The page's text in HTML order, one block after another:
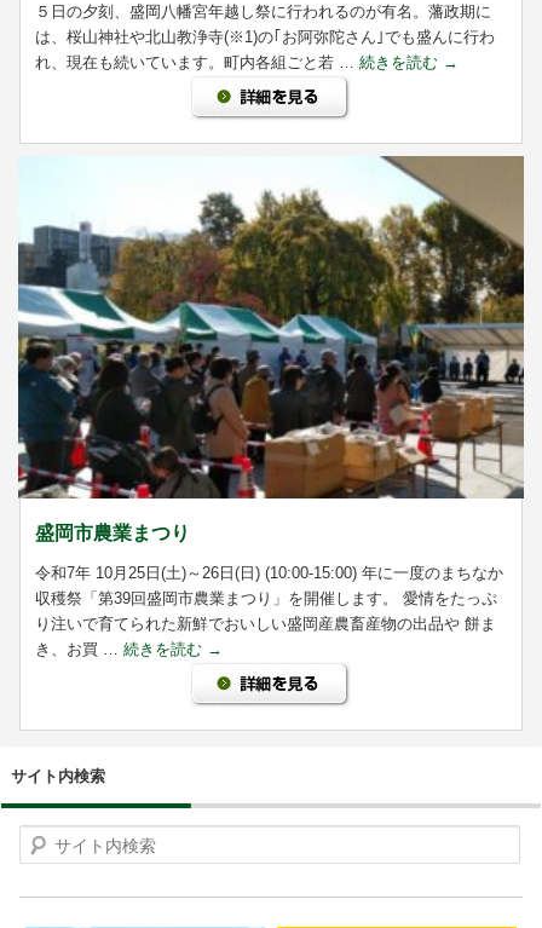
５日の夕刻、盛岡八幡宮年越し祭に行われるのが有名。藩政期に
は、桜山神社や北山教浄寺(※1)の｢お阿弥陀さん｣でも盛んに行わ
れ、現在も続いています。町内各組ごと若 …続きを読む →
盛岡市農業まつり
令和7年 10月25日(土)～26日(日) (10:00-15:00) 年に一度のまちなか
収穫祭「第39回盛岡市農業まつり」を開催します。 愛情をたっぷ
り注いで育てられた新鮮でおいしい盛岡産農畜産物の出品や 餅ま
き、お買 …続きを読む →
サイト内検索
Search